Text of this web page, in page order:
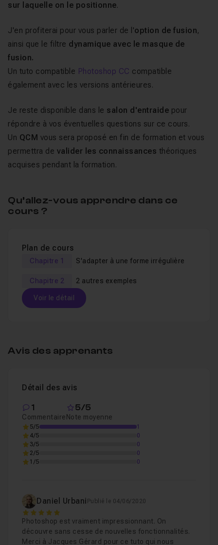
sur laquelle on le positionne.
J'en profiterai pour vous parler de l'option de fusion,
ainsi que le filtre dynamique avec le masque de
fusion.
Un tuto compatible Photoshop CC compatible
également avec les versions antérieures.
Je reste disponible dans le salon d'entraide pour
répondre à vos éventuelles questions sur ce cours.
Un QCM vous sera proposé en fin de formation et vous
permettra de valider les connaissances théoriques
acquises pendant la formation.
Qu’allez-vous apprendre dans ce
cours ?
Plan de cours
Chapitre 1 S'adapter à une forme irrégulière
Chapitre 2 2 autres exemples
Voir le détail
Leçon 1 Suivre, s'adapter à une forme, option de
Chapitre 2 : 2 autres exemples
Avis des apprenants
Détail des avis
1
Commentaire
5/5
Note moyenne
5/5
1
4/5
0
3/5
0
2/5
0
1/5
0
Daniel Urbani Publié le 04/06/2020
5
Photoshop est vraiment impressionnant. On
découvre sans cesse de nouvelles fonctionnalités.
Merci à Jacques Gérard pour ce tuto qui nous